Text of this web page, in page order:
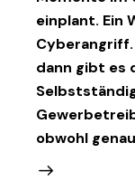
einplant. Ein
dann gibt es
obwohl